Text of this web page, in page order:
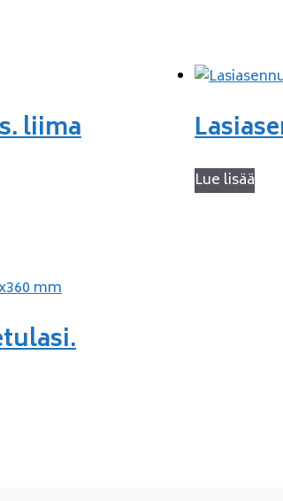
liima
Lue lisää